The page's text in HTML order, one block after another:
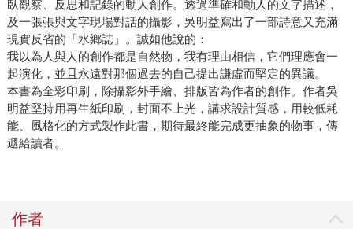
意義的腳踏車，到哪裡去了？ 坦白說，在收到這封信之前，
我根本不記得寫了那輛腳踏車呢。我回信給對方，說如果我
還繼續寫作，有一天我會寫出一本小說，告訴他（或她）腳
踏車到哪裡去了。 讀著這封信，我不禁想起當年為了寫作
《睡眠的航線》，漫步在高座、大和附近的情形。某天我走
到一處靜謐、幽深的森林前面，入口有一個小小的牌子標識
著「野鳥?森」，旁邊停了一輛年代久遠的腳踏車，就好像它
的主人進去了森林之後，再也沒有出來取走它似的。 我想，
小說動筆以前，我都沒有想到過，小說竟然會「再回到那場
臥觀察、反思和記錄的動人創作。透過準確和動人的文字描述，
及一張張與文字現場對話的攝影，吳明益寫出了一部詩意又充滿
現實反省的「水鄉誌」。誠如他說的：
我以為人與人的創作都是自然物，我有理由相信，它們理應會一
起演化，並且永遠對那個過去的自己提出謙虛而堅定的異議。
本書為全彩印刷，除攝影外手繪、排版皆為作者的創作。作者吳
明益堅持用再生紙印刷，封面不上光，講求設計質感，用較低耗
能、風格化的方式製作此書，期待最終能完成更抽象的物事，傳
遞給讀者。
作者